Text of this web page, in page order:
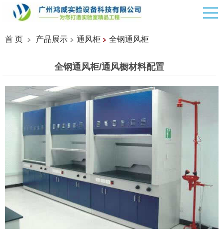
首 页 产品展示 通风柜 全钢通风柜
全钢通风柜/通风橱材料配置